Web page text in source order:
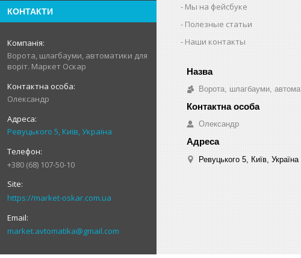
КОНТАКТИ
Ворота, шлагбауми, автоматики для
воріт. Маркет Оскар
Олександр
Ревуцького 5, Київ, Україна
+380 (68) 107-50-10
https://market-oskar.com.ua
market.avtomatika@gmail.com
Мы на фейсбуке
Полезные статьи
Наши контакты
Ворота, шлагбауми,
Олександр
Ревуцького 5, Київ, Україна